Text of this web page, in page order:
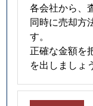
各会社から、
同時に売却方
す。
正確な金額を
を出しましょ